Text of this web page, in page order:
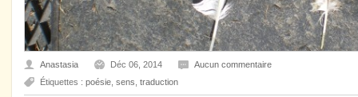
Anastasia Déc 06, 2014
Aucun commentaire
Étiquettes : poésie sens traduction